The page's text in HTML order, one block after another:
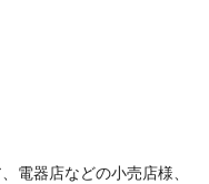
電器店などの小売店様、